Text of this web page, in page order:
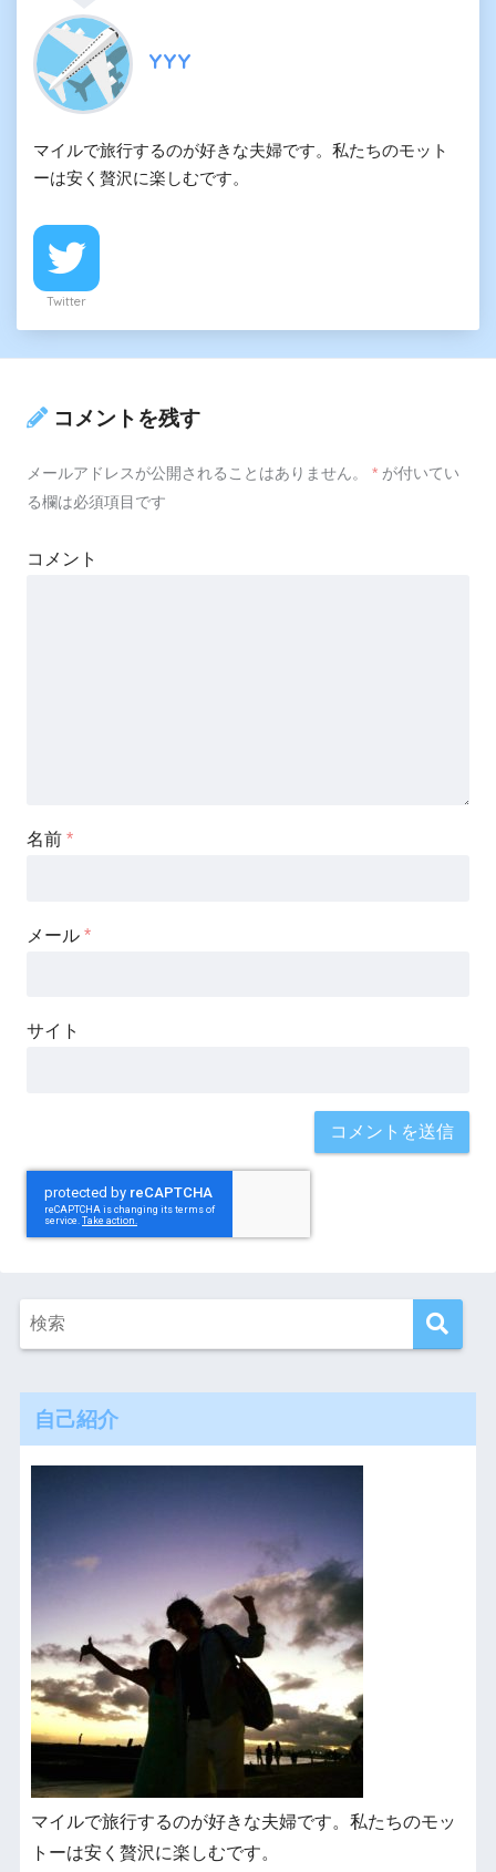
YYY
マイルで旅行するのが好きな夫婦です。私たちのモット
ーは安く贅沢に楽しむです。
Twitter
コメントを残す
メールアドレスが公開されることはありません。 * が付いてい
る欄は必須項目です
コメント
名前 *
メール *
サイト
自己紹介
マイルで旅行するのが好きな夫婦です。私たちのモッ
トーは安く贅沢に楽しむです。